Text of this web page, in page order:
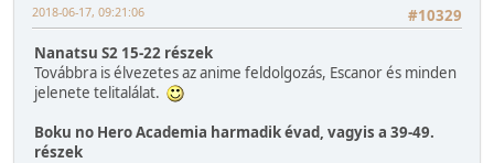
#10329
2018-06-17, 09:21:06
Nanatsu S2 15-22 részek
Továbbra is élvezetes az anime feldolgozás, Escanor és minden
jelenete telitalálat.
Boku no Hero Academia harmadik évad, vagyis a 39-49.
részek